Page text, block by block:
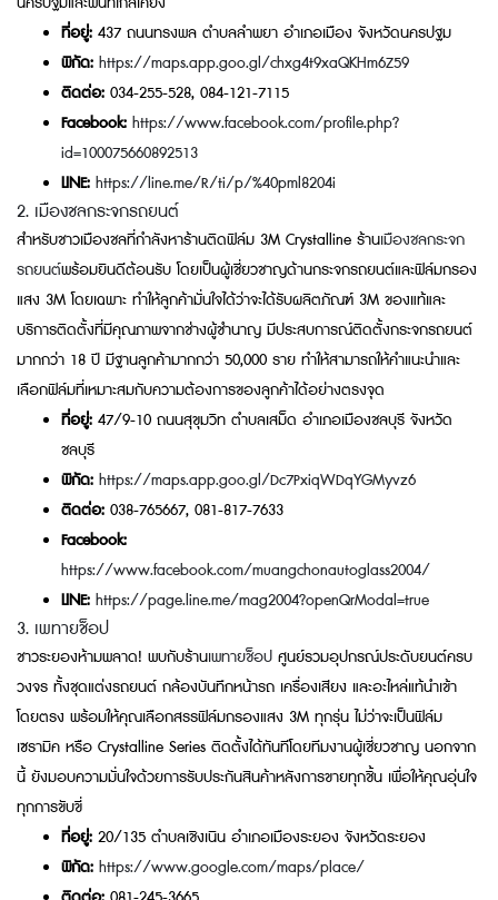
ที่อยู่: 437 ถนนทรงพล ตำบลลำพยา อำเภอเมือง จังหวัดนครปฐม
พิกัด: https://maps.app.goo.gl/chxg4t9xaQKHm6Z59
ติดต่อ: 034-255-528, 084-121-7115
Facebook: https://www.facebook.com/profile.php?
id=100075660892513
LINE: https://line.me/R/ti/p/%40pml8204i
2. เมืองชลกระจกรถยนต์
สำหรับชาวเมืองชลที่กำลังหาร้านติดฟิล์ม 3M Crystalline ร้านเมืองชลกระจก
รถยนต์พร้อมยินดีต้อนรับ โดยเป็นผู้เชี่ยวชาญด้านกระจกรถยนต์และฟิล์มกรอง
แสง 3M โดยเฉพาะ ทำให้ลูกค้ามั่นใจได้ว่าจะได้รับผลิตภัณฑ์ 3M ของแท้และ
บริการติดตั้งที่มีคุณภาพจากช่างผู้ชำนาญ มีประสบการณ์ติดตั้งกระจกรถยนต์
มากกว่า 18 ปี มีฐานลูกค้ามากกว่า 50,000 ราย ทำให้สามารถให้คำแนะนำและ
เลือกฟิล์มที่เหมาะสมกับความต้องการของลูกค้าได้อย่างตรงจุด
ที่อยู่: 47/9-10 ถนนสุขุมวิท ตำบลเสม็ด อำเภอเมืองชลบุรี จังหวัด
ชลบุรี
พิกัด: https://maps.app.goo.gl/Dc7PxiqWDqYGMyvz6
ติดต่อ: 038-765667, 081-817-7633
Facebook:
https://www.facebook.com/muangchonautoglass2004/
LINE: https://page.line.me/mag2004?openQrModal=true
3. เพทายช็อป
ชาวระยองห้ามพลาด! พบกับร้านเพทายช็อป ศูนย์รวมอุปกรณ์ประดับยนต์ครบ
วงจร ทั้งชุดแต่งรถยนต์ กล้องบันทึกหน้ารถ เครื่องเสียง และอะไหล่แท้นำเข้า
โดยตรง พร้อมให้คุณเลือกสรรฟิล์มกรองแสง 3M ทุกรุ่น ไม่ว่าจะเป็นฟิล์ม
เซรามิค หรือ Crystalline Series ติดตั้งได้ทันทีโดยทีมงานผู้เชี่ยวชาญ นอกจาก
นี้ ยังมอบความมั่นใจด้วยการรับประกันสินค้าหลังการขายทุกชิ้น เพื่อให้คุณอุ่นใจ
ทุกการขับขี่
ที่อยู่: 20/135 ตำบลเชิงเนิน อำเภอเมืองระยอง จังหวัดระยอง
พิกัด: https://www.google.com/maps/place/